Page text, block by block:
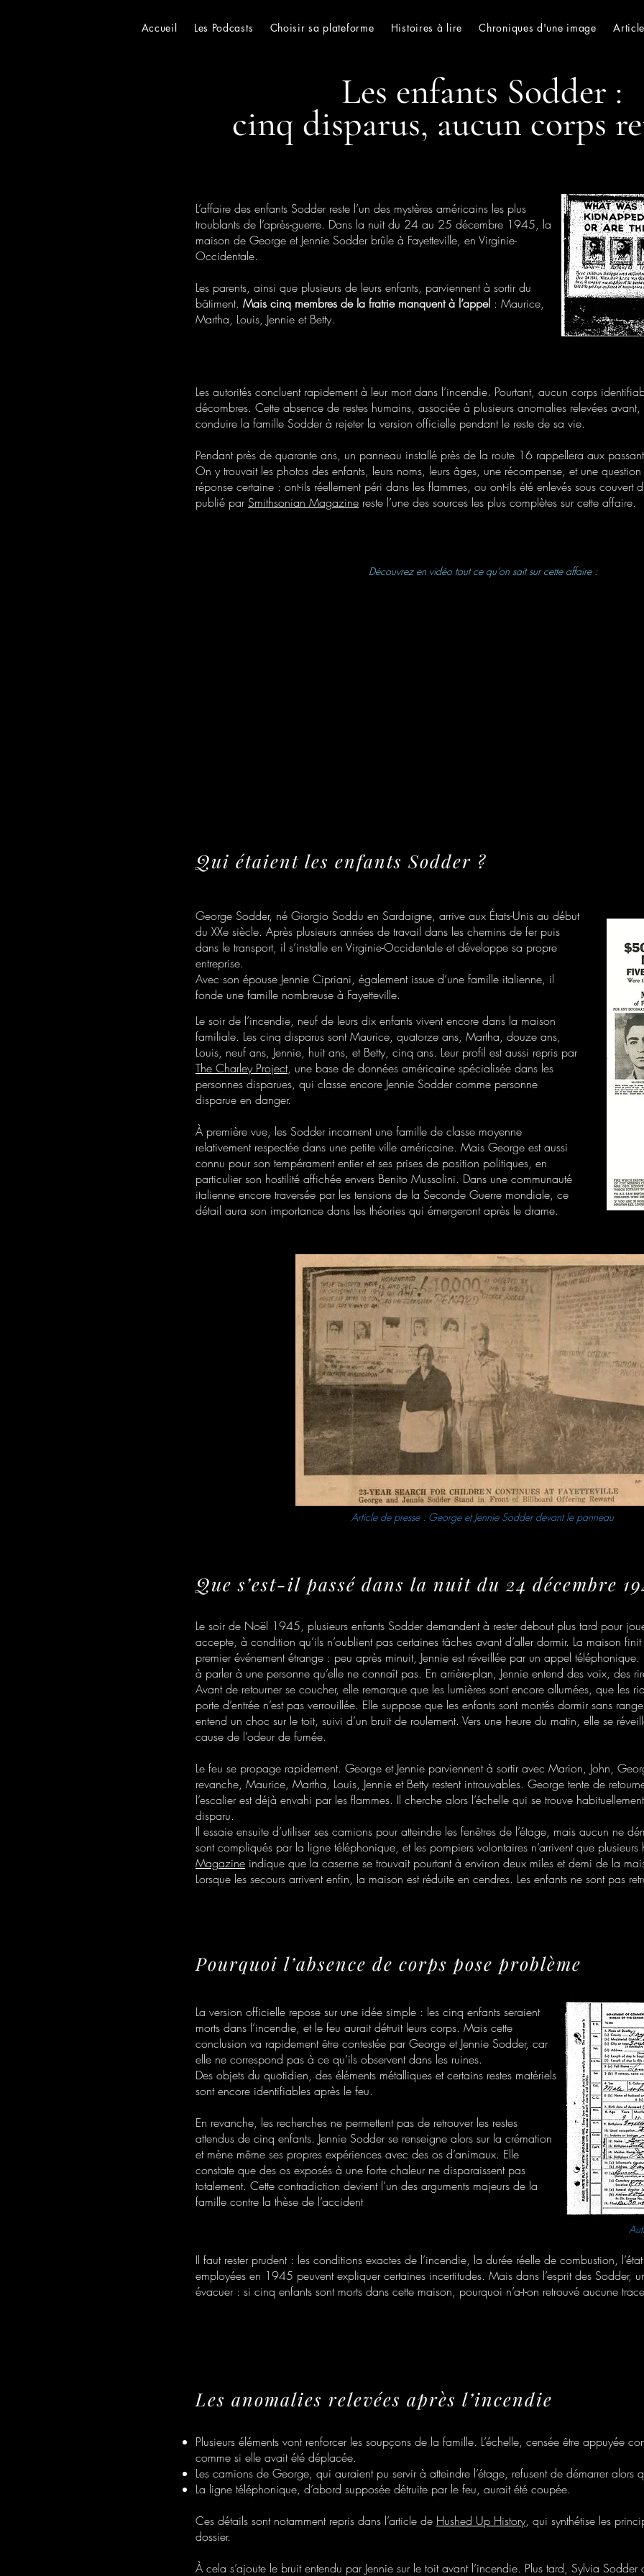
Accueil Les Podcasts Choisir sa plateforme Histoires à lire Chroniques d'une image
Les enfants Sodder :
cinq disparus, aucun corps
L’affaire des enfants Sodder reste l’un des mystères américains les plus
troublants de l’après-guerre. Dans la nuit du 24 au 25 décembre 1945, la
maison de George et Jennie Sodder brûle à Fayetteville, en Virginie-
Occidentale.
Les parents, ainsi que plusieurs de leurs enfants, parviennent à sortir du
bâtiment. Mais cinq membres de la fratrie manquent à l’appel : Maurice,
Martha, Louis, Jennie et Betty.
Les autorités concluent rapidement à leur mort dans l’incendie. Pourtant, aucun corps
décombres. Cette absence de restes humains, associée à plusieurs anomalies relevées
conduire la famille Sodder à rejeter la version officielle pendant le reste de sa vie.
Pendant près de quarante ans, un panneau installé près de la route 16 rappellera aux
On y trouvait les photos des enfants, leurs noms, leurs âges, une récompense, et une
réponse certaine : ont-ils réellement péri dans les flammes, ou ont-ils été enlevés sous couvert
publié parSmithsonian Magazine reste l’une des sources les plus complètes sur cette affaire.
Découvrez en vidéo tout ce qu'on sait sur cette affaire :
Qui étaient les enfants Sodder ?
George Sodder, né Giorgio Soddu en Sardaigne, arrive aux États-Unis au début
du XXe siècle. Après plusieurs années de travail dans les chemins de fer puis
dans le transport, il s’installe en Virginie-Occidentale et développe sa propre
entreprise.
Avec son épouse Jennie Cipriani, également issue d’une famille italienne, il
fonde une famille nombreuse à Fayetteville.
Le soir de l’incendie, neuf de leurs dix enfants vivent encore dans la maison
familiale. Les cinq disparus sont Maurice, quatorze ans, Martha, douze ans,
Louis, neuf ans, Jennie, huit ans, et Betty, cinq ans. Leur profil est aussi repris par
The Charley Project, une base de données américaine spécialisée dans les
personnes disparues, qui classe encore Jennie Sodder comme personne
disparue en danger.
À première vue, les Sodder incarnent une famille de classe moyenne
relativement respectée dans une petite ville américaine. Mais George est aussi
connu pour son tempérament entier et ses prises de position politiques, en
particulier son hostilité affichée envers Benito Mussolini. Dans une communauté
italienne encore traversée par les tensions de la Seconde Guerre mondiale, ce
détail aura son importance dans les théories qui émergeront après le drame.
Article de presse : George et Jennie Sodder devant le panneau
Que s’est-il passé dans la nuit du 24 décembre
Le soir de Noël 1945, plusieurs enfants Sodder demandent à rester debout plus tard pour
accepte, à condition qu’ils n’oublient pas certaines tâches avant d’aller dormir. La maison
premier événement étrange : peu après minuit, Jennie est réveillée par un appel
à parler à une personne qu’elle ne connaît pas. En arrière-plan, Jennie entend des voix, des
Avant de retourner se coucher, elle remarque que les lumières sont encore allumées, que les
porte d’entrée n’est pas verrouillée. Elle suppose que les enfants sont montés dormir sans
entend un choc sur le toit, suivi d’un bruit de roulement. Vers une heure du matin, elle se
cause de l’odeur de fumée.
Le feu se propage rapidement. George et Jennie parviennent à sortir avec Marion, John,
revanche, Maurice, Martha, Louis, Jennie et Betty restent introuvables. George tente de
l’escalier est déjà envahi par les flammes. Il cherche alors l’échelle qui se trouve
disparu.
Il essaie ensuite d’utiliser ses camions pour atteindre les fenêtres de l’étage, mais aucun ne
sont compliqués par la ligne téléphonique, et les pompiers volontaires n’arrivent que
Magazine indique que la caserne se trouvait pourtant à environ deux miles et demi de la
Lorsque les secours arrivent enfin, la maison est réduite en cendres. Les enfants ne sont pas
Pourquoi l’absence de corps pose problème
La version officielle repose sur une idée simple : les cinq enfants seraient
morts dans l’incendie, et le feu aurait détruit leurs corps. Mais cette
conclusion va rapidement être contestée par George et Jennie Sodder, car
elle ne correspond pas à ce qu’ils observent dans les ruines.
Des objets du quotidien, des éléments métalliques et certains restes matériels
sont encore identifiables après le feu.
En revanche, les recherches ne permettent pas de retrouver les restes
attendus de cinq enfants. Jennie Sodder se renseigne alors sur la crémation
et mène même ses propres expériences avec des os d’animaux. Elle
constate que des os exposés à une forte chaleur ne disparaissent pas
totalement. Cette contradiction devient l’un des arguments majeurs de la
famille contre la thèse de l’accident
Il faut rester prudent : les conditions exactes de l’incendie, la durée réelle de combustion,
employées en 1945 peuvent expliquer certaines incertitudes. Mais dans l’esprit des Sodder,
évacuer : si cinq enfants sont morts dans cette maison, pourquoi n’a-t-on retrouvé aucune
Les anomalies relevées après l’incendie
Plusieurs éléments vont renforcer les soupçons de la famille. L’échelle, censée être appuyée
comme si elle avait été déplacée.
Les camions de George, qui auraient pu servir à atteindre l’étage, refusent de démarrer alors
La ligne téléphonique, d’abord supposée détruite par le feu, aurait été coupée.
Ces détails sont notamment repris dans l’article de Hushed Up History, qui synthétise les
dossier.
À cela s’ajoute le bruit entendu par Jennie sur le toit avant l’incendie. Plus tard, Sylvia